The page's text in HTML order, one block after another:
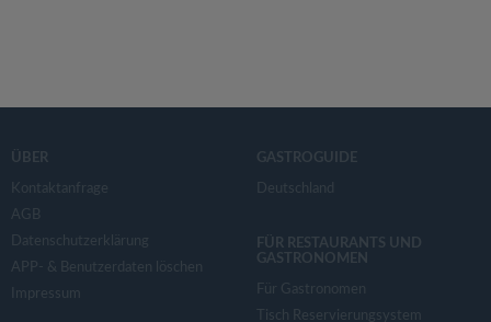
ÜBER
Kontaktanfrage
AGB
Datenschutzerklärung
APP- & Benutzerdaten löschen
Impressum
GASTROGUIDE
Deutschland
FÜR RESTAURANTS UND
GASTRONOMEN
Für Gastronomen
Tisch Reservierungsystem